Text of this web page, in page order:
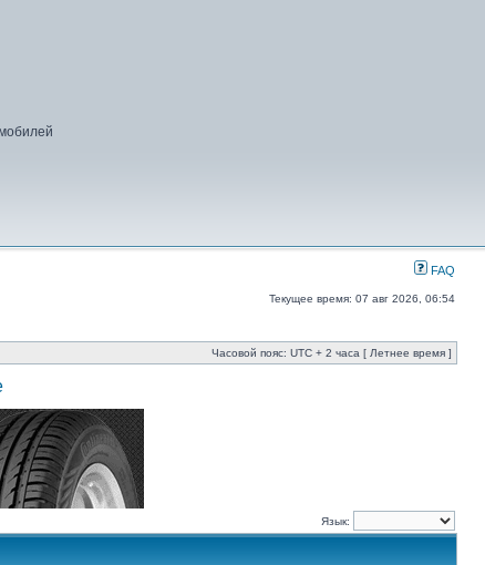
FAQ
Текущее время: 07 авг 2026, 06:54
Часовой пояс: UTC + 2 часа [ Летнее время ]
Язык: